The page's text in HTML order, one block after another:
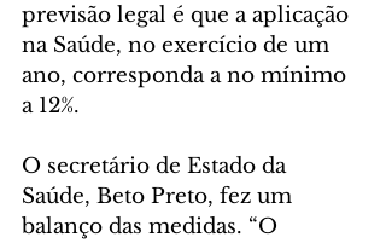
previsão legal é que a aplicação
na Saúde, no exercício de um
ano, corresponda a no mínimo
a 12%.
O secretário de Estado da
Saúde, Beto Preto, fez um
balanço das medidas. “O